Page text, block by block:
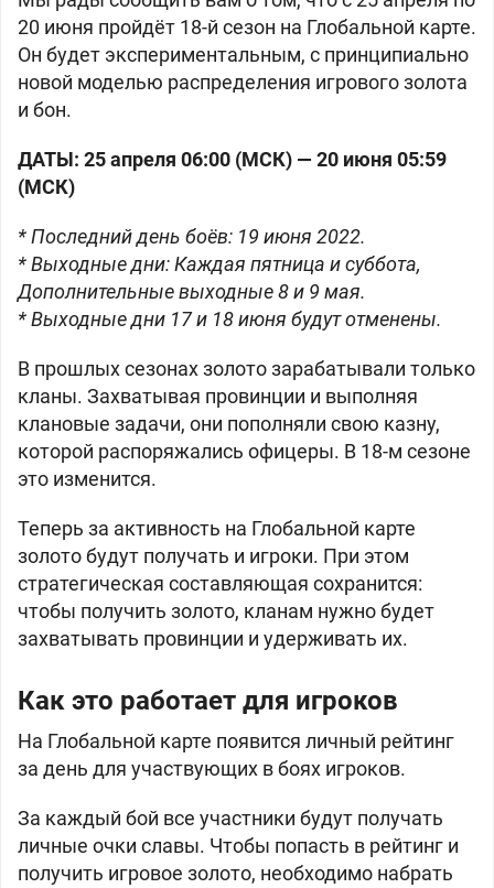
20 июня пройдёт 18-й сезон на Глобальной карте.
Он будет экспериментальным, с принципиально
новой моделью распределения игрового золота
и бон.
ДАТЫ: 25 апреля 06:00 (МСК) — 20 июня 05:59
(МСК)
* Последний день боёв: 19 июня 2022.
* Выходные дни: Каждая пятница и суббота,
Дополнительные выходные 8 и 9 мая.
* Выходные дни 17 и 18 июня будут отменены.
В прошлых сезонах золото зарабатывали только
кланы. Захватывая провинции и выполняя
клановые задачи, они пополняли свою казну,
которой распоряжались офицеры. В 18-м сезоне
это изменится.
Теперь за активность на Глобальной карте
золото будут получать и игроки. При этом
стратегическая составляющая сохранится:
чтобы получить золото, кланам нужно будет
захватывать провинции и удерживать их.
Как это работает для игроков
На Глобальной карте появится личный рейтинг
за день для участвующих в боях игроков.
За каждый бой все участники будут получать
личные очки славы. Чтобы попасть в рейтинг и
получить игровое золото, необходимо набрать